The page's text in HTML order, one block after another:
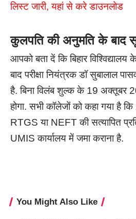
लिस्ट जारी, यहां से करे डाउनलोड
कुलपति की अनुमति के बाद
आपको बता दें कि बिहार
बाद परीक्षा नियंत्रक डॉ सुबालाल
है. बिना विलंब शुल्क के 19 अक्तूबर
होगा. सभी कॉलेजों को कहा गया है
RTGS या NEFT की सत्यापित
UMIS कार्यालय में जमा कराना है.
You Might Also Like